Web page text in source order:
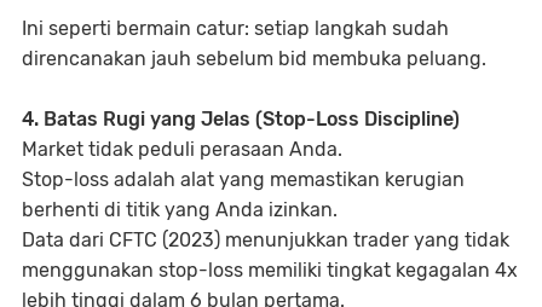
Ini seperti bermain catur: setiap langkah sudah
direncanakan jauh sebelum bid membuka peluang.
4. Batas Rugi yang Jelas (Stop-Loss Discipline)
Market tidak peduli perasaan Anda.
Stop-loss adalah alat yang memastikan kerugian
berhenti di titik yang Anda izinkan.
Data dari CFTC (2023) menunjukkan trader yang tidak
menggunakan stop-loss memiliki tingkat kegagalan 4x
lebih tinggi dalam 6 bulan pertama.